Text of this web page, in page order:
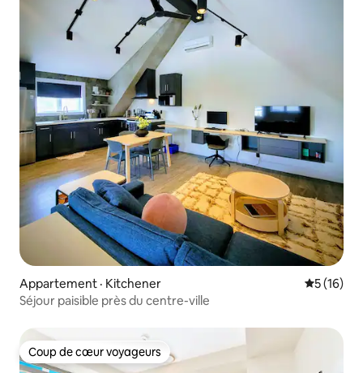
Appartement · Kitchener Note
5 (16)
Séjour paisible près du centre-ville
Coup de cœur voyageurs
Coup de cœur voyageurs